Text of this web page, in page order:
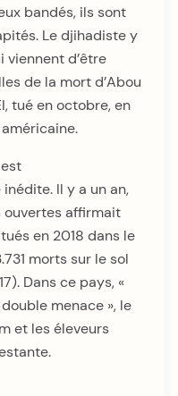
bandés, ils sont
Le djihadiste y
viennent d’être
de la mort d’Abou
tué en octobre, en
Il y a un an,
ouvertes affirmait
en 2018 dans le
morts sur le sol
Dans ce pays, «
menace », le
et les éleveurs